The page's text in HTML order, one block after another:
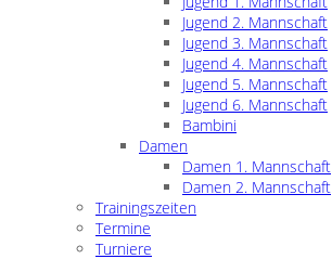
Jugend 2. Mannschaft
Jugend 3. Mannschaft
Jugend 4. Mannschaft
Jugend 5. Mannschaft
Jugend 6. Mannschaft
Bambini
Damen
Damen 1. Mannschaft
Damen 2. Mannschaft
Trainingszeiten
Termine
Turniere